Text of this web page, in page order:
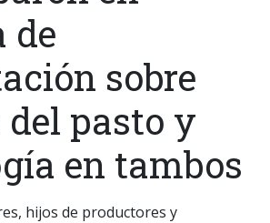
de
sobre
pasto y
en tambos
hijos de productores y